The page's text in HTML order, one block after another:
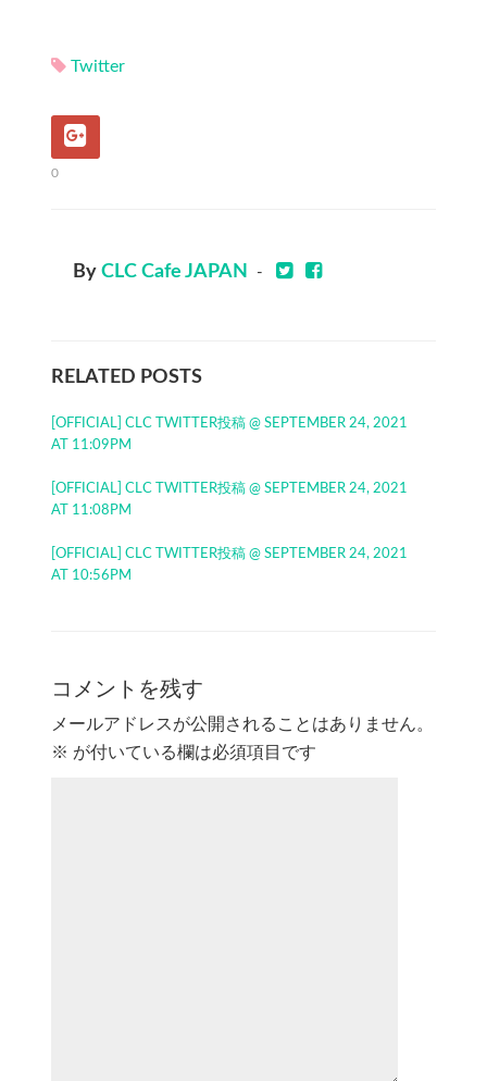
Twitter
0
By CLC Cafe JAPAN -
RELATED POSTS
[OFFICIAL] CLC TWITTER投稿 @ SEPTEMBER 24, 2021
AT 11:09PM
[OFFICIAL] CLC TWITTER投稿 @ SEPTEMBER 24, 2021
AT 11:08PM
[OFFICIAL] CLC TWITTER投稿 @ SEPTEMBER 24, 2021
AT 10:56PM
コメントを残す
メールアドレスが公開されることはありません。
※ が付いている欄は必須項目です